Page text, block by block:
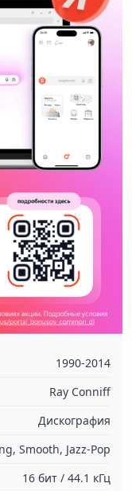
1990-2014
Ray Conniff
Дискография
Smooth, Jazz-Pop
16 бит / 44.1 кГц